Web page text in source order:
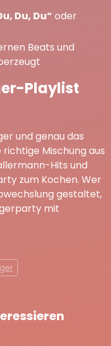
Du, Du“ oder
Beats und
Playlist
und genau das
Mischung aus
Hits und
zum Kochen. Wer
gestaltet,
mit